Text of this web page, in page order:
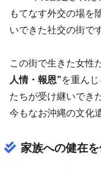
もてなす外交の場を
いできた社交の街で
この街で生きた女性
人情・報恩”を重ん
たちが受け継いでき
今もなお沖縄の文化
家族への健在を